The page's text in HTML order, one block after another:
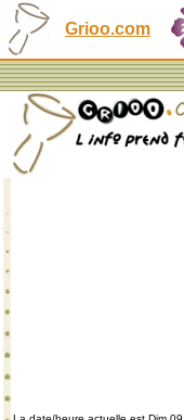
Grioo.com